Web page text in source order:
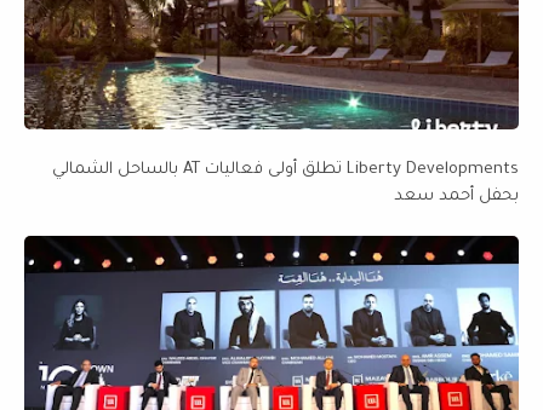
Liberty Developments تطلق أولى فعاليات AT بالساحل الشمالي
بحفل أحمد سعد